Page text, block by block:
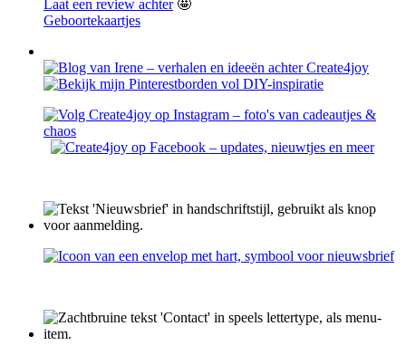
Laat een review achter🤩
Geboortekaartjes